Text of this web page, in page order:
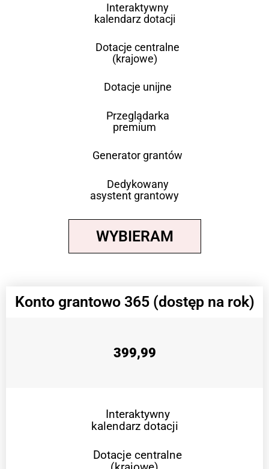
Interaktywny
kalendarz dotacji
Dotacje centralne
(krajowe)
Dotacje unijne
Przeglądarka
premium
Generator grantów
Dedykowany
asystent grantowy
WYBIERAM
Konto grantowo 365 (dostęp na rok)
399,99
Interaktywny
kalendarz dotacji
Dotacje centralne